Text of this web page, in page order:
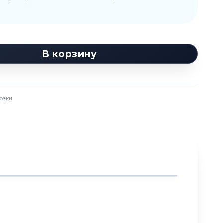
В корзину